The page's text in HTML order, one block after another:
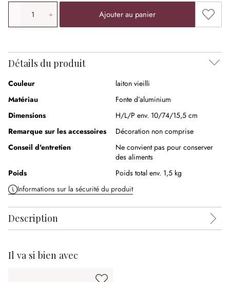
Quantité de produit: saisissez la valeur souhaitée ou
Ajouter au panier
Détails du produit
Couleur
laiton vieilli
Matériau
Fonte d’aluminium
Dimensions
H/L/P env. 10/74/15,5 cm
Remarque sur les accessoires
Décoration non comprise
Conseil d'entretien
Ne convient pas pour conserver
des aliments
Poids
Poids total env. 1,5 kg
Informations sur la sécurité du produit
Description
Il va si bien avec